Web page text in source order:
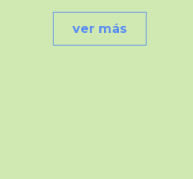
ver más